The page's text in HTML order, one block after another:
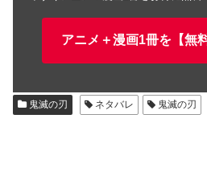
アニメ＋漫画1冊を【無
鬼滅の刃 ネタバレ 鬼滅の刃